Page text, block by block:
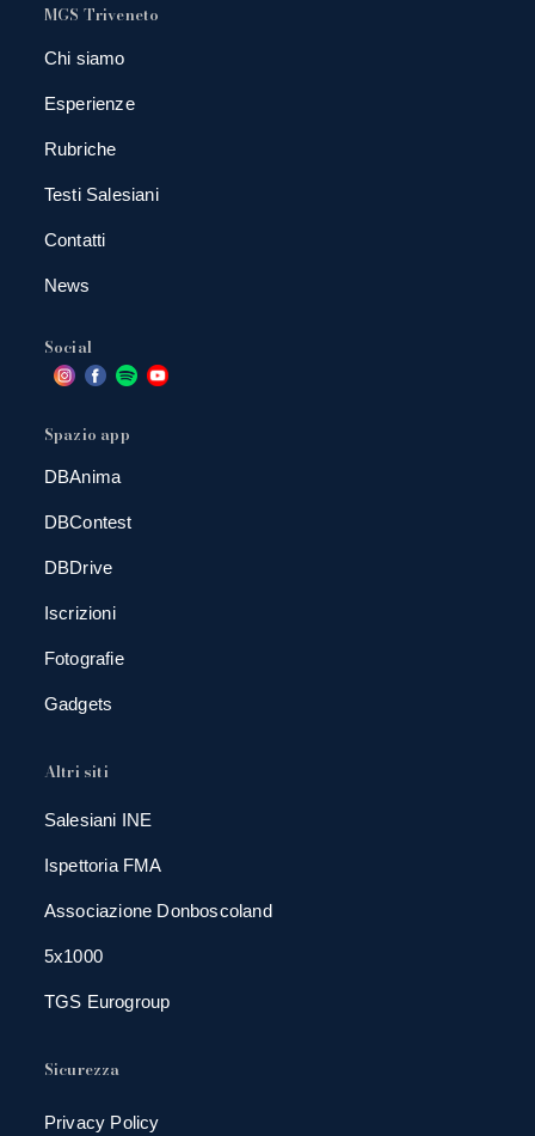
MGS Triveneto
Chi siamo
Esperienze
Rubriche
Testi Salesiani
Contatti
News
Social
Spazio app
DBAnima
DBContest
DBDrive
Iscrizioni
Fotografie
Gadgets
Altri siti
Salesiani INE
Ispettoria FMA
Associazione Donboscoland
5x1000
TGS Eurogroup
Sicurezza
Privacy Policy